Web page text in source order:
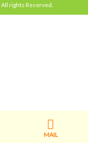
rights Reserved.
MAIL